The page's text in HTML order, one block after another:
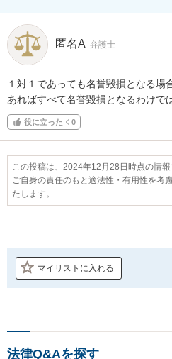
匿名A 弁護士
１対１であっても名誉毀損となる場
あればすべて名誉毀損となるわけで
役に立った 0
この投稿は、2024年12月28日時点の情報
ご自身の責任のもと適法性・有用性を考
たします。
マイリストに入れる
法律Q&Aを探す